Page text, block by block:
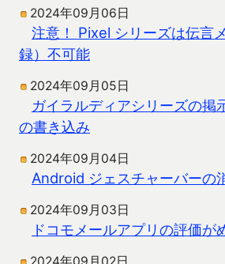
2024年09月06日
注意！ Pixel シリーズは伝言
録）不可能
2024年09月05日
ガイラルディアシリーズの掲
の書き込み
2024年09月04日
Android ジェスチャーバーの
2024年09月03日
ドコモメールアプリの評価が